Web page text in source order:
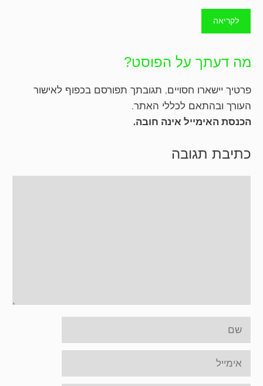
לקריאה
מה דעתך על הפוסט?
פרטיך יישארו חסויים, תגובתך תפורסם בכפוף לאישור
העורך ובהתאם לכללי האתר.
הכנסת האימייל אינה חובה.
כתיבת תגובה